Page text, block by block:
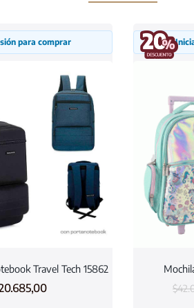
para comprar
Travel Tech 15862
$